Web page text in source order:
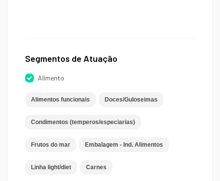
Segmentos de Atuação
Alimento
Alimentos funcionais Doces/Guloseimas
Condimentos (temperos/especiarias)
Frutos do mar Embalagem - Ind. Alimentos
Linha light/diet Carnes